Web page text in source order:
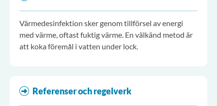
Värmedesinfektion sker genom tillförsel av energi
med värme, oftast fuktig värme. En välkänd metod är
att koka föremål i vatten under lock.
Referenser och regelverk